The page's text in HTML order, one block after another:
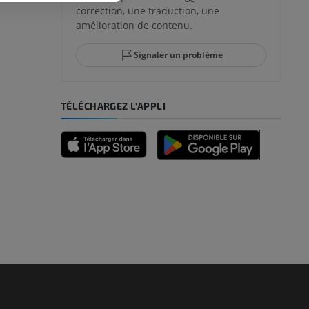
correction, une traduction, une
amélioration de contenu.
Signaler un problème
TÉLÉCHARGEZ L'APPLI